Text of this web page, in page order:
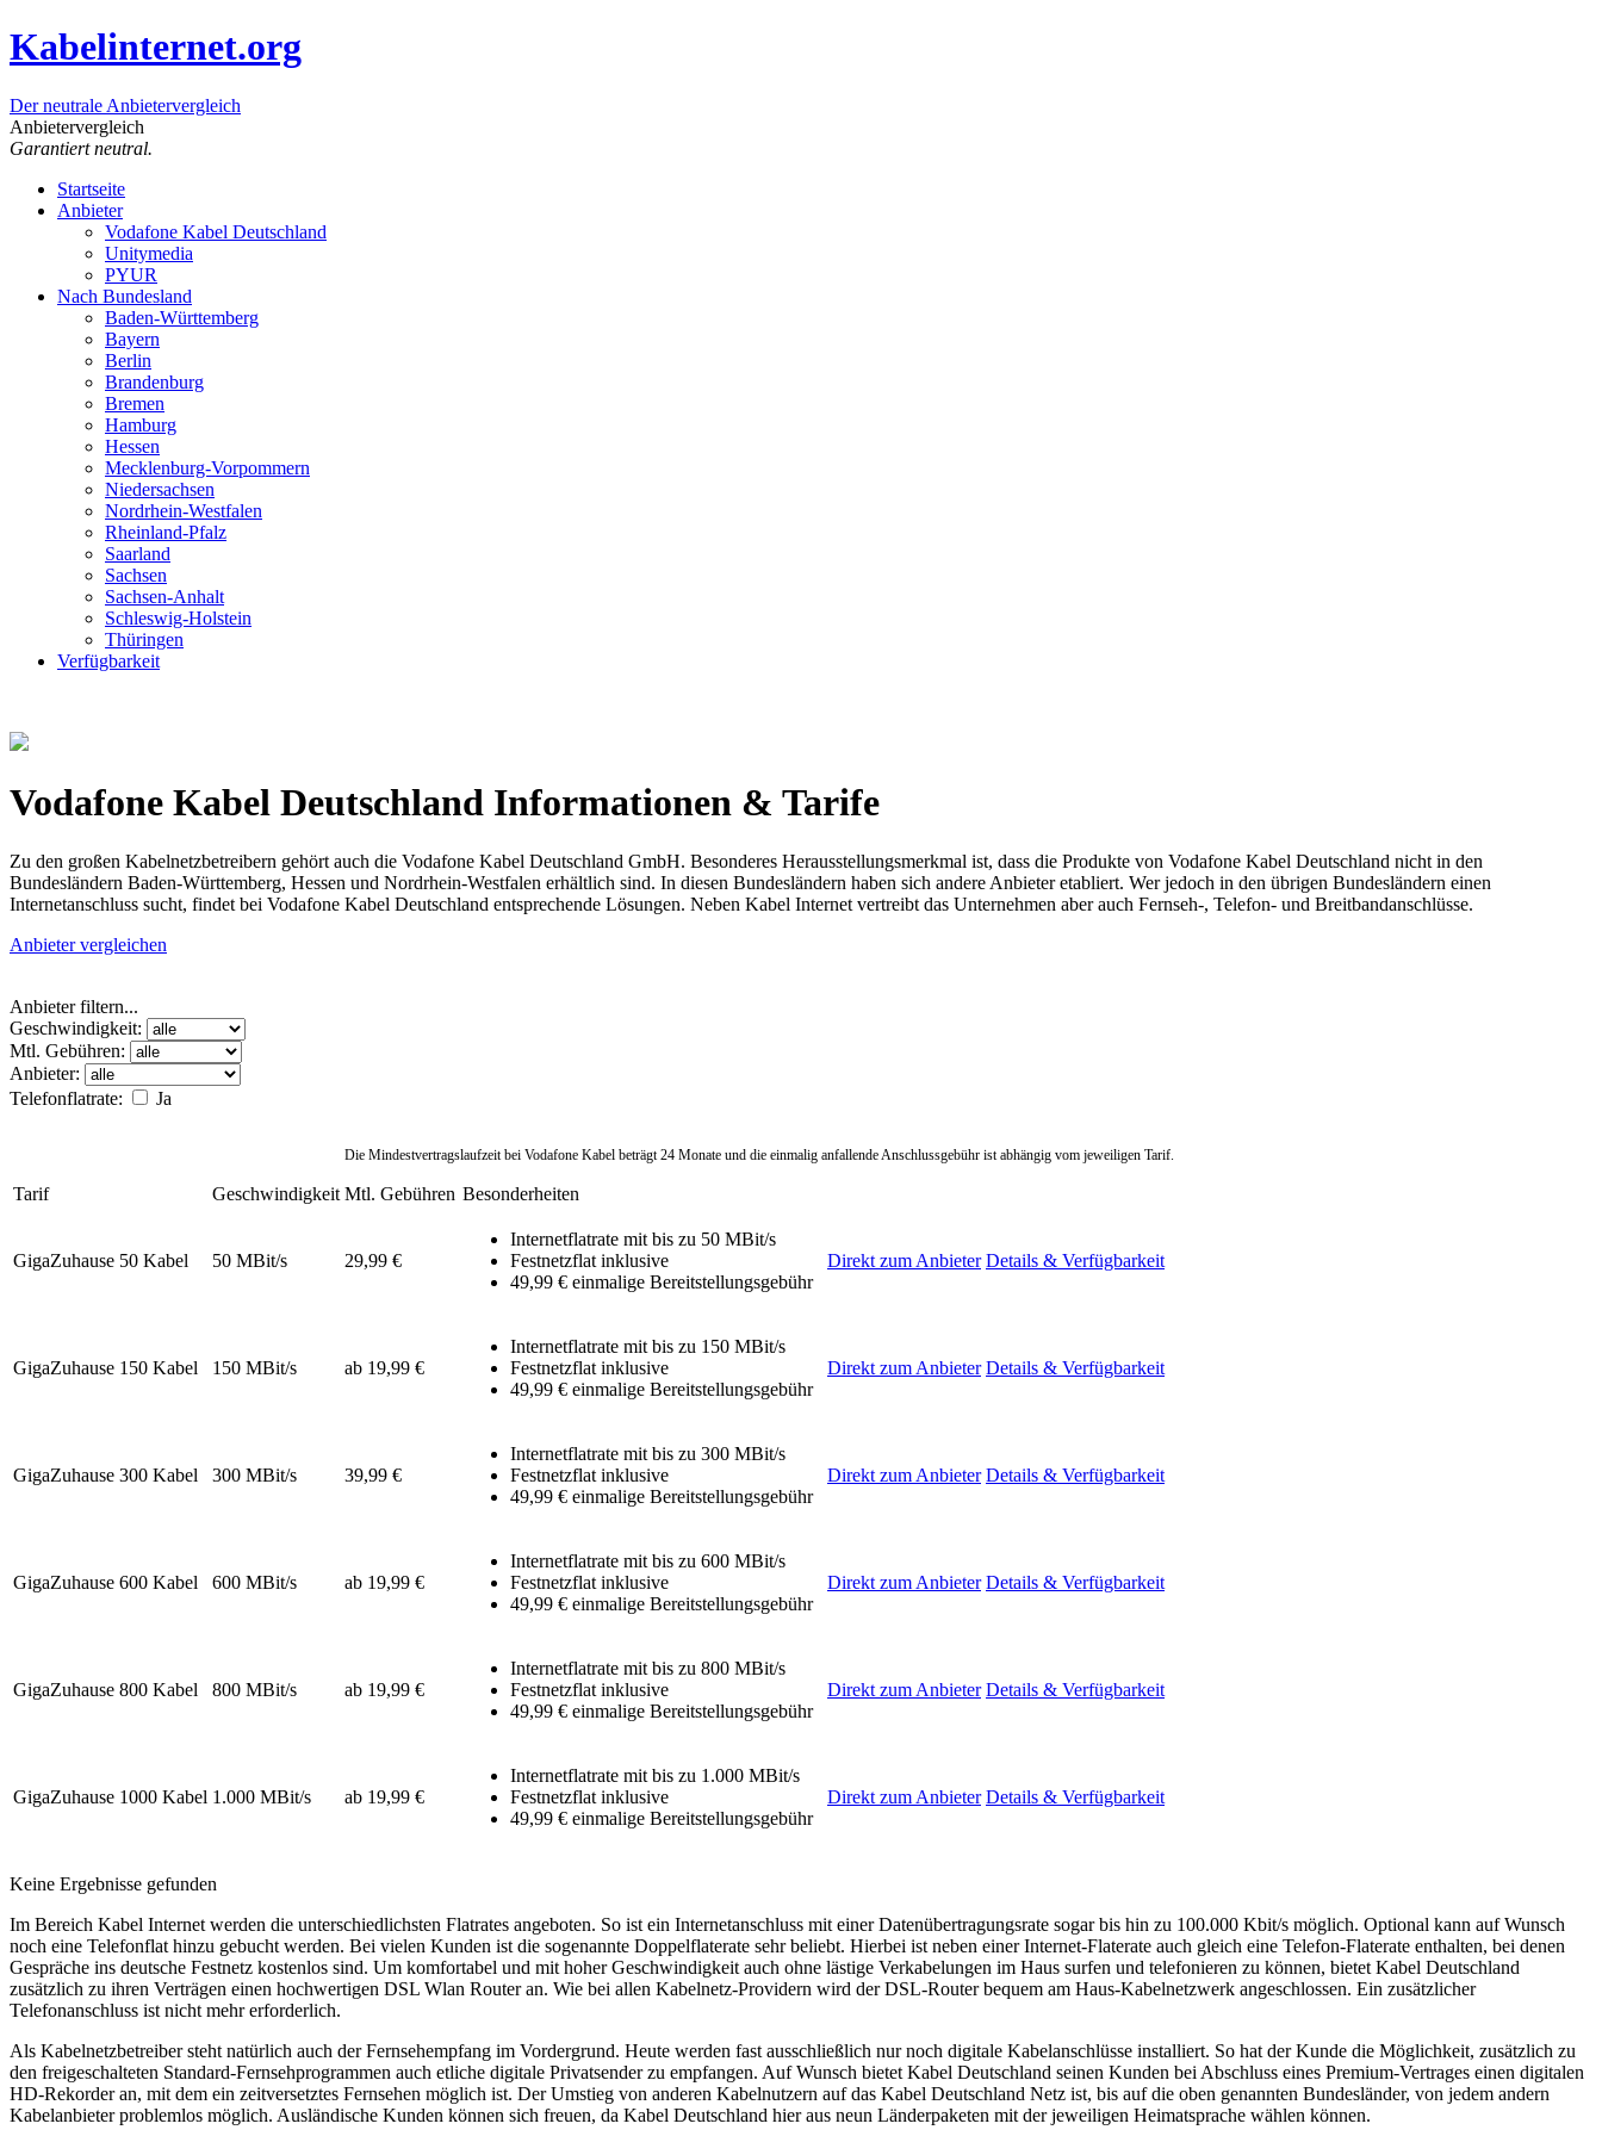
Kabelinternet.org
Der neutrale Anbietervergleich
Anbietervergleich
Garantiert neutral.
Startseite
Anbieter
Vodafone Kabel Deutschland
Unitymedia
PYUR
Nach Bundesland
Baden-Württemberg
Bayern
Berlin
Brandenburg
Bremen
Hamburg
Hessen
Mecklenburg-Vorpommern
Niedersachsen
Nordrhein-Westfalen
Rheinland-Pfalz
Saarland
Sachsen
Sachsen-Anhalt
Schleswig-Holstein
Thüringen
Verfügbarkeit
Vodafone Kabel Deutschland Informationen & Tarife
Zu den großen Kabelnetzbetreibern gehört auch die Vodafone Kabel Deutschland GmbH. Besonderes Herausstellungsmerkmal ist, dass die Produkte von Vodafone Kabel Deutschland nicht in den
Bundesländern Baden-Württemberg, Hessen und Nordrhein-Westfalen erhältlich sind. In diesen Bundesländern haben sich andere Anbieter etabliert. Wer jedoch in den übrigen Bundesländern einen
Internetanschluss sucht, findet bei Vodafone Kabel Deutschland entsprechende Lösungen. Neben Kabel Internet vertreibt das Unternehmen aber auch Fernseh-, Telefon- und Breitbandanschlüsse.
Anbieter vergleichen
Anbieter filtern...
Geschwindigkeit:
Mtl. Gebühren:
Anbieter:
Telefonflatrate:
Ja
Die Mindestvertragslaufzeit bei Vodafone Kabel beträgt 24 Monate und die einmalig anfallende Anschlussgebühr ist abhängig vom jeweiligen Tarif.
Tarif Geschwindigkeit Mtl. Gebühren Besonderheiten
GigaZuhause 50 Kabel 50 MBit/s 29,99 €
Internetflatrate mit bis zu 50 MBit/s
Festnetzflat inklusive
49,99 € einmalige Bereitstellungsgebühr
Direkt zum Anbieter Details & Verfügbarkeit
GigaZuhause 150 Kabel 150 MBit/s ab 19,99 €
Internetflatrate mit bis zu 150 MBit/s
Festnetzflat inklusive
49,99 € einmalige Bereitstellungsgebühr
Direkt zum Anbieter Details & Verfügbarkeit
GigaZuhause 300 Kabel 300 MBit/s 39,99 €
Internetflatrate mit bis zu 300 MBit/s
Festnetzflat inklusive
49,99 € einmalige Bereitstellungsgebühr
Direkt zum Anbieter Details & Verfügbarkeit
GigaZuhause 600 Kabel 600 MBit/s ab 19,99 €
Internetflatrate mit bis zu 600 MBit/s
Festnetzflat inklusive
49,99 € einmalige Bereitstellungsgebühr
Direkt zum Anbieter Details & Verfügbarkeit
GigaZuhause 800 Kabel 800 MBit/s ab 19,99 €
Internetflatrate mit bis zu 800 MBit/s
Festnetzflat inklusive
49,99 € einmalige Bereitstellungsgebühr
Direkt zum Anbieter Details & Verfügbarkeit
GigaZuhause 1000 Kabel 1.000 MBit/s ab 19,99 €
Internetflatrate mit bis zu 1.000 MBit/s
Festnetzflat inklusive
49,99 € einmalige Bereitstellungsgebühr
Direkt zum Anbieter Details & Verfügbarkeit
Keine Ergebnisse gefunden
Im Bereich Kabel Internet werden die unterschiedlichsten Flatrates angeboten. So ist ein Internetanschluss mit einer Datenübertragungsrate sogar bis hin zu 100.000 Kbit/s möglich. Optional kann auf Wunsch
noch eine Telefonflat hinzu gebucht werden. Bei vielen Kunden ist die sogenannte Doppelflaterate sehr beliebt. Hierbei ist neben einer Internet-Flaterate auch gleich eine Telefon-Flaterate enthalten, bei denen
Gespräche ins deutsche Festnetz kostenlos sind. Um komfortabel und mit hoher Geschwindigkeit auch ohne lästige Verkabelungen im Haus surfen und telefonieren zu können, bietet Kabel Deutschland
zusätzlich zu ihren Verträgen einen hochwertigen DSL Wlan Router an. Wie bei allen Kabelnetz-Providern wird der DSL-Router bequem am Haus-Kabelnetzwerk angeschlossen. Ein zusätzlicher
Telefonanschluss ist nicht mehr erforderlich.
Als Kabelnetzbetreiber steht natürlich auch der Fernsehempfang im Vordergrund. Heute werden fast ausschließlich nur noch digitale Kabelanschlüsse installiert. So hat der Kunde die Möglichkeit, zusätzlich zu
den freigeschalteten Standard-Fernsehprogrammen auch etliche digitale Privatsender zu empfangen. Auf Wunsch bietet Kabel Deutschland seinen Kunden bei Abschluss eines Premium-Vertrages einen digitalen
HD-Rekorder an, mit dem ein zeitversetztes Fernsehen möglich ist. Der Umstieg von anderen Kabelnutzern auf das Kabel Deutschland Netz ist, bis auf die oben genannten Bundesländer, von jedem andern
Kabelanbieter problemlos möglich. Ausländische Kunden können sich freuen, da Kabel Deutschland hier aus neun Länderpaketen mit der jeweiligen Heimatsprache wählen können.